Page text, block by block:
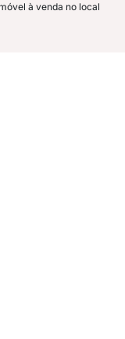
à venda no local